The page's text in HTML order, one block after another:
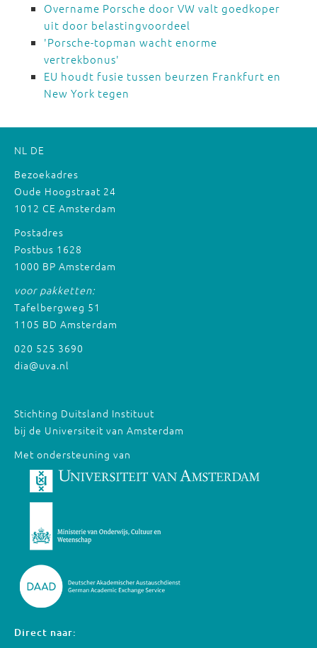
Overname Porsche door VW valt goedkoper
uit door belastingvoordeel
'Porsche-topman wacht enorme
vertrekbonus'
EU houdt fusie tussen beurzen Frankfurt en
New York tegen
NL DE
Bezoekadres
Oude Hoogstraat 24
1012 CE Amsterdam
Postadres
Postbus 1628
1000 BP Amsterdam
voor pakketten:
Tafelbergweg 51
1105 BD Amsterdam
020 525 3690
dia@uva.nl
Stichting Duitsland Instituut
bij de Universiteit van Amsterdam
Met ondersteuning van
Direct naar: